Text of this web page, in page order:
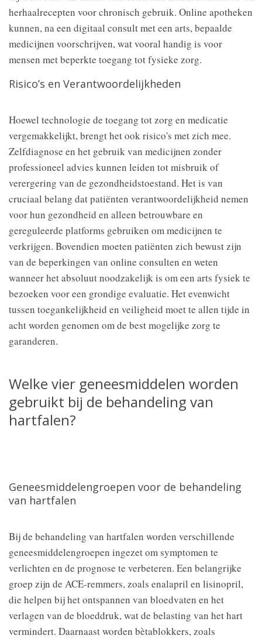
herhaalrecepten voor chronisch gebruik. Online apotheken
kunnen, na een digitaal consult met een arts, bepaalde
medicijnen voorschrijven, wat vooral handig is voor
mensen met beperkte toegang tot fysieke zorg.
Risico’s en Verantwoordelijkheden
Hoewel technologie de toegang tot zorg en medicatie
vergemakkelijkt, brengt het ook risico's met zich mee.
Zelfdiagnose en het gebruik van medicijnen zonder
professioneel advies kunnen leiden tot misbruik of
verergering van de gezondheidstoestand. Het is van
cruciaal belang dat patiënten verantwoordelijkheid nemen
voor hun gezondheid en alleen betrouwbare en
gereguleerde platforms gebruiken om medicijnen te
verkrijgen. Bovendien moeten patiënten zich bewust zijn
van de beperkingen van online consulten en weten
wanneer het absoluut noodzakelijk is om een arts fysiek te
bezoeken voor een grondige evaluatie. Het evenwicht
tussen toegankelijkheid en veiligheid moet te allen tijde in
acht worden genomen om de best mogelijke zorg te
garanderen.
Welke vier geneesmiddelen worden
gebruikt bij de behandeling van
hartfalen?
Geneesmiddelengroepen voor de behandeling
van hartfalen
Bij de behandeling van hartfalen worden verschillende
geneesmiddelengroepen ingezet om symptomen te
verlichten en de prognose te verbeteren. Een belangrijke
groep zijn de ACE-remmers, zoals enalapril en lisinopril,
die helpen bij het ontspannen van bloedvaten en het
verlagen van de bloeddruk, wat de belasting van het hart
vermindert. Daarnaast worden bètablokkers, zoals